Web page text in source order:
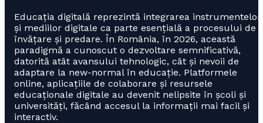
Educația digitală reprezintă integrarea instrumentelor
și mediilor digitale ca parte esențială a procesului de
învățare și predare. În România, în 2026, această
paradigmă a cunoscut o dezvoltare semnificativă,
datorită atât avansului tehnologic, cât și nevoii de
adaptare la new-normal în educație. Platformele
online, aplicațiile de colaborare și resursele
educaționale digitale au devenit nelipsite în școli și
universități, făcând accesul la informații mai facil și
interactiv.